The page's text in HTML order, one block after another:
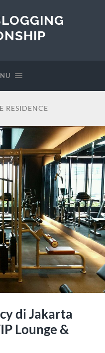
RESIDENCE
di Jakarta
Lounge &